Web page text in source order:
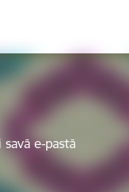
e-pastā